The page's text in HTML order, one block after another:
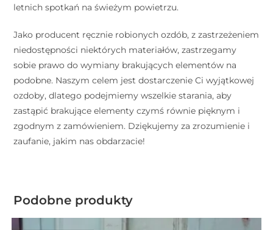
letnich spotkań na świeżym powietrzu.
Jako producent ręcznie robionych ozdób, z zastrzeżeniem
niedostępności niektórych materiałów, zastrzegamy
sobie prawo do wymiany brakujących elementów na
podobne. Naszym celem jest dostarczenie Ci wyjątkowej
ozdoby, dlatego podejmiemy wszelkie starania, aby
zastąpić brakujące elementy czymś równie pięknym i
zgodnym z zamówieniem. Dziękujemy za zrozumienie i
zaufanie, jakim nas obdarzacie!
Podobne produkty